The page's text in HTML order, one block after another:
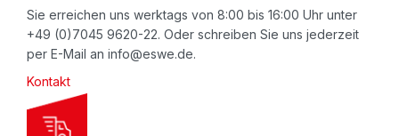
w
s
e
t
Sie erreichen uns werktags von 8:00 bis 16:00 Uhr unter
+49 (0)7045 9620-22. Oder schreiben Sie uns jederzeit
per E-Mail an info@eswe.de.
Kontakt